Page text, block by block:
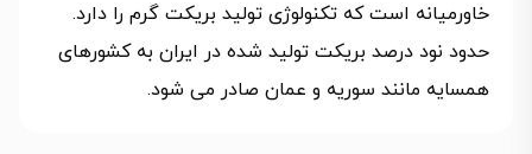
خاورمیانه است که تکنولوژی تولید بریکت گرم را دارد.
حدود نود درصد بریکت تولید شده در ایران به کشورهای
همسایه مانند سوریه و عمان صادر می شود.